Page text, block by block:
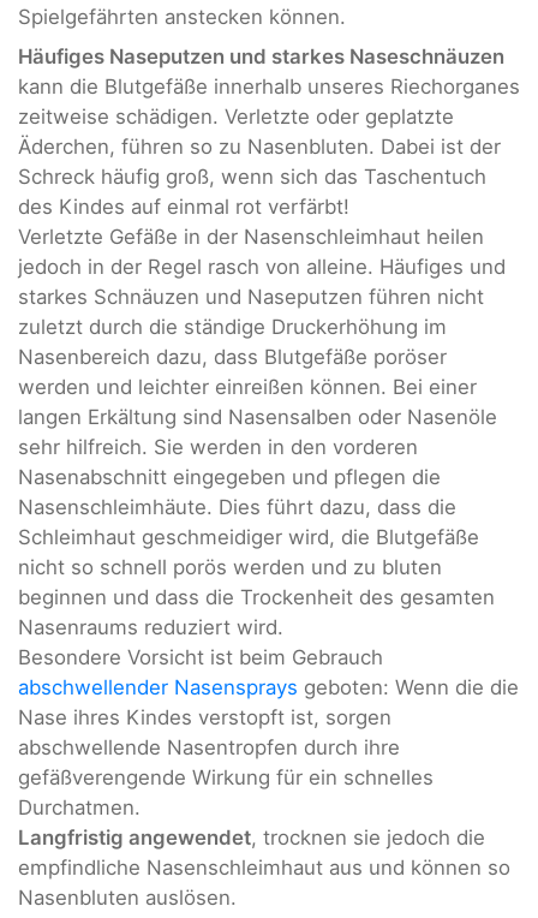
Spielgefährten anstecken können.
Häufiges Naseputzen und starkes Naseschnäuzen
kann die Blutgefäße innerhalb unseres Riechorganes
zeitweise schädigen. Verletzte oder geplatzte
Äderchen, führen so zu Nasenbluten. Dabei ist der
Schreck häufig groß, wenn sich das Taschentuch
des Kindes auf einmal rot verfärbt!
Verletzte Gefäße in der Nasenschleimhaut heilen
jedoch in der Regel rasch von alleine. Häufiges und
starkes Schnäuzen und Naseputzen führen nicht
zuletzt durch die ständige Druckerhöhung im
Nasenbereich dazu, dass Blutgefäße poröser
werden und leichter einreißen können. Bei einer
langen Erkältung sind Nasensalben oder Nasenöle
sehr hilfreich. Sie werden in den vorderen
Nasenabschnitt eingegeben und pflegen die
Nasenschleimhäute. Dies führt dazu, dass die
Schleimhaut geschmeidiger wird, die Blutgefäße
nicht so schnell porös werden und zu bluten
beginnen und dass die Trockenheit des gesamten
Nasenraums reduziert wird.
Besondere Vorsicht ist beim Gebrauch
abschwellender Nasensprays geboten: Wenn die die
Nase ihres Kindes verstopft ist, sorgen
abschwellende Nasentropfen durch ihre
gefäßverengende Wirkung für ein schnelles
Durchatmen.
Langfristig angewendet, trocknen sie jedoch die
empfindliche Nasenschleimhaut aus und können so
Nasenbluten auslösen.